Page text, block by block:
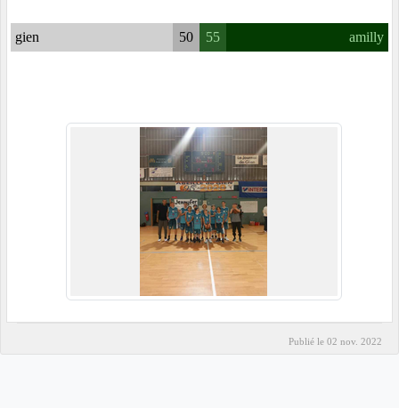
gien 50 55 amilly
Publié le 02 nov. 2022